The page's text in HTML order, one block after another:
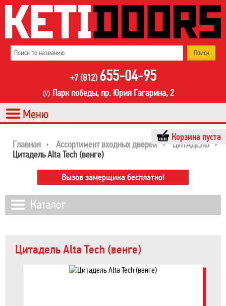
+7 (812) 655-04-95
Парк победы, пр. Юрия Гагарина, 2
Корзина пуста
Главная Ассортимент входных дверей
ЦИТАДЕЛЬ
Цитадель Alta Tech (венге)
Цитадель Alta Tech (венге)